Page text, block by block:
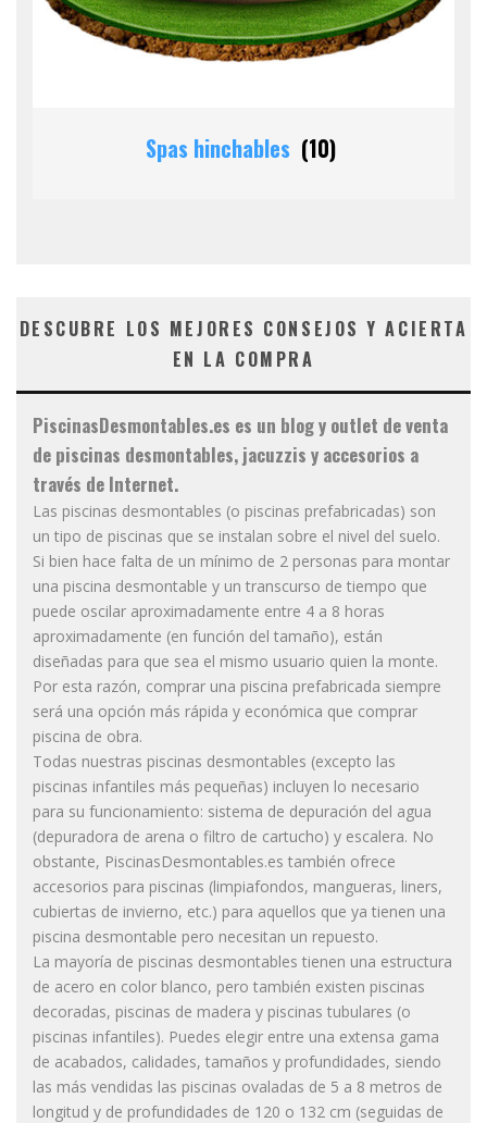
Spas hinchables (10)
DESCUBRE LOS MEJORES CONSEJOS Y ACIERTA
EN LA COMPRA
PiscinasDesmontables.es es un blog y outlet de venta
de piscinas desmontables, jacuzzis y accesorios a
través de Internet.
Las piscinas desmontables (o piscinas prefabricadas) son
un tipo de piscinas que se instalan sobre el nivel del suelo.
Si bien hace falta de un mínimo de 2 personas para montar
una piscina desmontable y un transcurso de tiempo que
puede oscilar aproximadamente entre 4 a 8 horas
aproximadamente (en función del tamaño), están
diseñadas para que sea el mismo usuario quien la monte.
Por esta razón, comprar una piscina prefabricada siempre
será una opción más rápida y económica que comprar
piscina de obra.
Todas nuestras piscinas desmontables (excepto las
piscinas infantiles más pequeñas) incluyen lo necesario
para su funcionamiento: sistema de depuración del agua
(depuradora de arena o filtro de cartucho) y escalera. No
obstante, PiscinasDesmontables.es también ofrece
accesorios para piscinas (limpiafondos, mangueras, liners,
cubiertas de invierno, etc.) para aquellos que ya tienen una
piscina desmontable pero necesitan un repuesto.
La mayoría de piscinas desmontables tienen una estructura
de acero en color blanco, pero también existen piscinas
decoradas, piscinas de madera y piscinas tubulares (o
piscinas infantiles). Puedes elegir entre una extensa gama
de acabados, calidades, tamaños y profundidades, siendo
las más vendidas las piscinas ovaladas de 5 a 8 metros de
longitud y de profundidades de 120 o 132 cm (seguidas de